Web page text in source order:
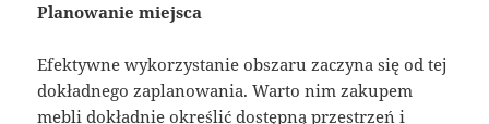
Planowanie miejsca
Efektywne wykorzystanie obszaru zaczyna się od tej
dokładnego zaplanowania. Warto nim zakupem
mebli dokładnie określić dostępną przestrzeń i